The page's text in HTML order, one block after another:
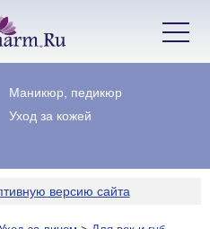
Маникюр, педикюр
Уход за кожей
версию сайта